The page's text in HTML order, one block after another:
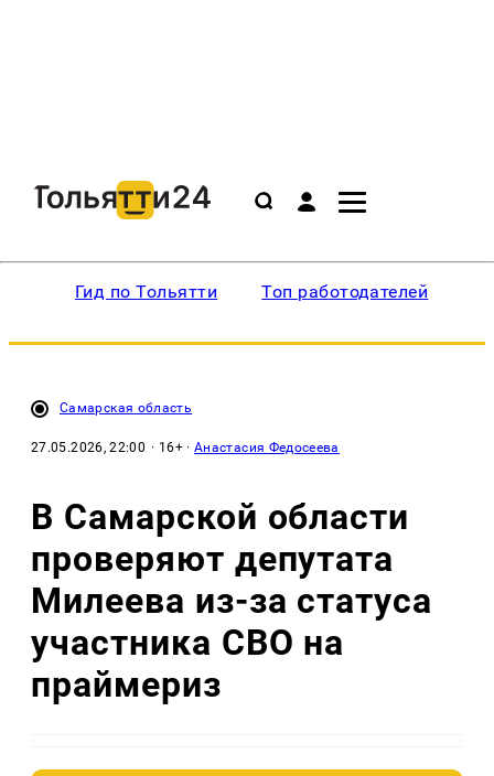
Гид по Тольятти Топ работодателей
Самарская область
27.05.2026, 22:00 · 16+ ·Анастасия Федосеева
В Самарской области
проверяют депутата
Милеева из-за статуса
участника СВО на
праймериз